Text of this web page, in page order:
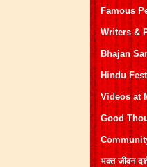
Famous
Writers &
Bhajan
Hindu
Videos at
Good
भक्त जीवन